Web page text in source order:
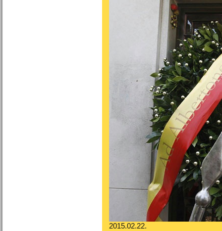
2015.02.22.